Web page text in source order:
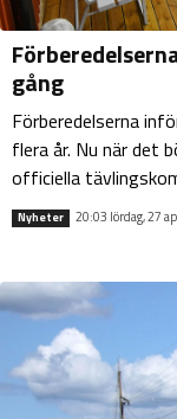
gång
Förberedelserna
flera år. Nu när det
officiella
Nyheter 20:03 lördag, 27